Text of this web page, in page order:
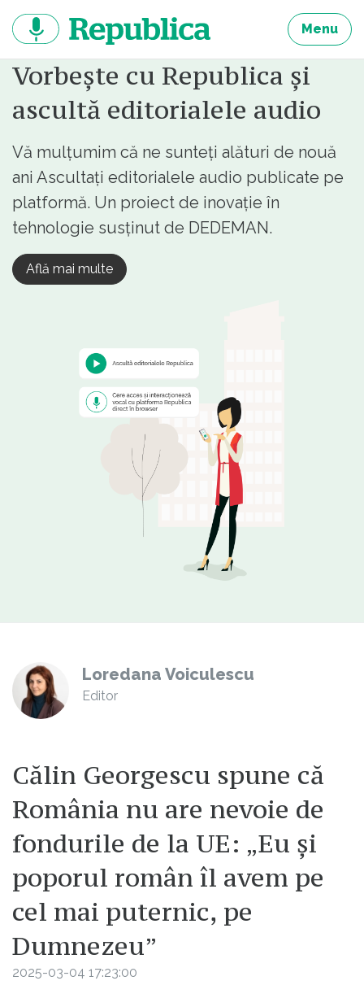
continut
Menu
Vorbește cu Republica și
ascultă editorialele audio
Vă mulțumim că ne sunteți alături de nouă
ani Ascultați editorialele audio publicate pe
platformă. Un proiect de inovație în
tehnologie susținut de DEDEMAN.
Află mai multe
Loredana Voiculescu
Editor
Călin Georgescu spune că
România nu are nevoie de
fondurile de la UE: „Eu și
poporul român îl avem pe
cel mai puternic, pe
Dumnezeu”
2025-03-04 17:23:00